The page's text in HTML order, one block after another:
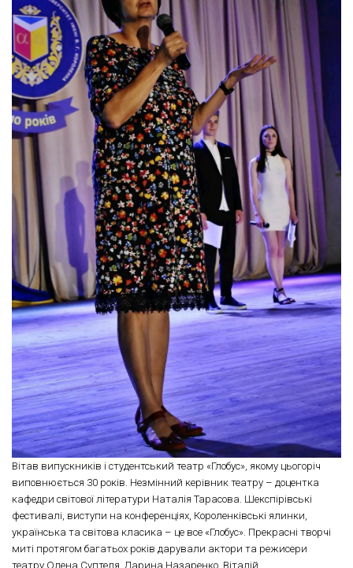
Вітав випускників і студентський театр «Глобус», якому цьогоріч
виповнюється 30 років. Незмінний керівник театру – доцентка
кафедри світової літератури Наталія Тарасова. Шекспірівські
фестивалі, виступи на конференціях, Короленківські ялинки,
українська та світова класика – це все «Глобус». Прекрасні творчі
миті протягом багатьох років дарували актори та режисери
театру Олена Суптеля, Дарина Назаренко, Віталій